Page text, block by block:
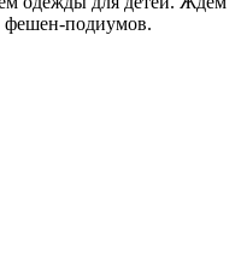
фешен-подиумов.